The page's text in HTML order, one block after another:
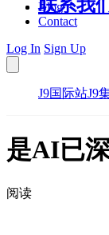
联系我
Blog
Contact
Log In Sign Up
J9国际站J9
是AI已
阅读